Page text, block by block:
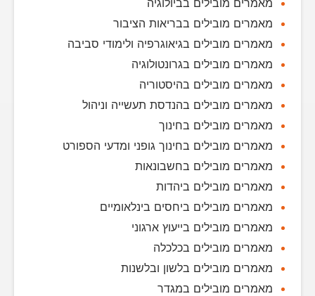
מאמרים מובילים בביולוגיה
מאמרים מובילים בבריאות הציבור
מאמרים מובילים בגיאוגרפיה ולימודי סביבה
מאמרים מובילים בגרונטולוגיה
מאמרים מובילים בהיסטוריה
מאמרים מובילים בהנדסת תעשייה וניהול
מאמרים מובילים בחינוך
מאמרים מובילים בחינוך גופני ומדעי הספורט
מאמרים מובילים בחשבונאות
מאמרים מובילים ביהדות
מאמרים מובילים ביחסים בינלאומיים
מאמרים מובילים בייעוץ ארגוני
מאמרים מובילים בכלכלה
מאמרים מובילים בלשון ובלשנות
מאמרים מובילים במגדר